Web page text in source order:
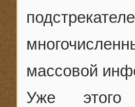
массовой
Уже этого